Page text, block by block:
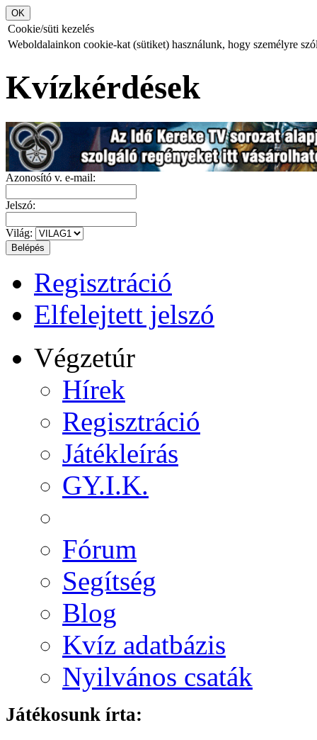
Cookie/süti kezelés
Weboldalainkon cookie-kat (sütiket) használunk, hogy személyre
Kvízkérdések
Azonosító v. e-mail:
Jelszó:
Világ:
Regisztráció
Elfelejtett jelszó
Végzetúr
Hírek
Regisztráció
Játékleírás
GY.I.K.
Fórum
Segítség
Blog
Kvíz adatbázis
Nyilvános csaták
Játékosunk írta: